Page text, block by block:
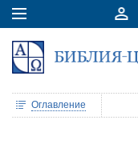
Оглавление